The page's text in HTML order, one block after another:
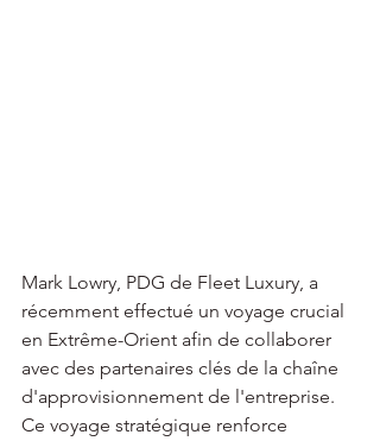
Mark Lowry, PDG de Fleet Luxury, a
récemment effectué un voyage crucial
en Extrême-Orient afin de collaborer
avec des partenaires clés de la chaîne
d'approvisionnement de l'entreprise.
Ce voyage stratégique renforce